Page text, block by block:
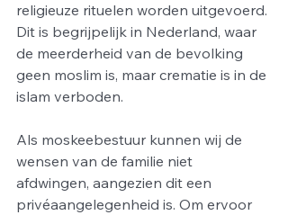
religieuze rituelen worden uitgevoerd.
Dit is begrijpelijk in Nederland, waar
de meerderheid van de bevolking
geen moslim is, maar crematie is in de
islam verboden.
Als moskeebestuur kunnen wij de
wensen van de familie niet
afdwingen, aangezien dit een
privéaangelegenheid is. Om ervoor